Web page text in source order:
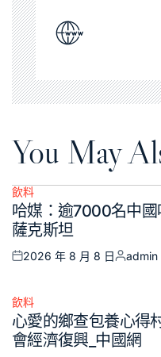
You May
Posted
in
飲料
哈媒：逾7000名中
薩克斯坦
Posted
2026 年 8 月 8 日
Posted
admin
Posted
in
飲料
心愛的鄉查包養心
會經濟復興_中國網